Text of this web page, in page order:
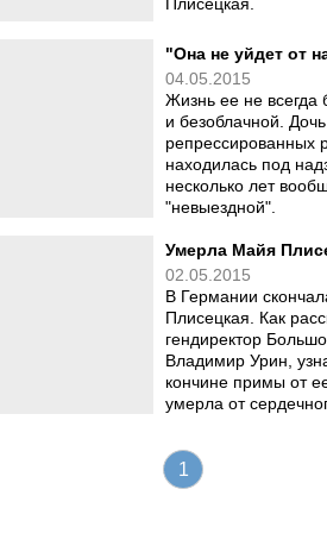
"Она не уйдет от
04.05.2015
Жизнь ее не всегда
и безоблачной. Дочь
репрессированных
находилась под
несколько лет
"невыездной".
Умерла Майя
02.05.2015
В Германии
Плисецкая. Как
гендиректор
Владимир Урин,
кончине примы от
умерла от
1